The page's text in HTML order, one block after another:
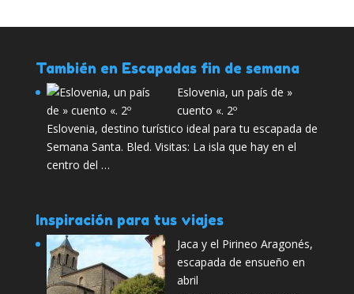
También en Escapadas fin de semana
Eslovenia, un país de »
cuento «. 2º
Eslovenia, destino turístico ideal para tu escapada de
Semana Santa. Bled. Visitas: La isla que hay en el
centro del …
Inspiración para tus viajes
Jaca y el Pirineo Aragonés,
escapada de ensueño en
abril